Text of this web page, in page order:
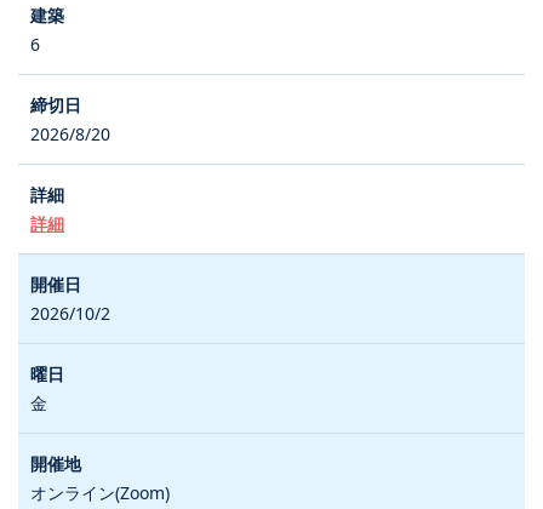
6
2026/8/20
詳細
2026/10/2
金
オンライン(Zoom)